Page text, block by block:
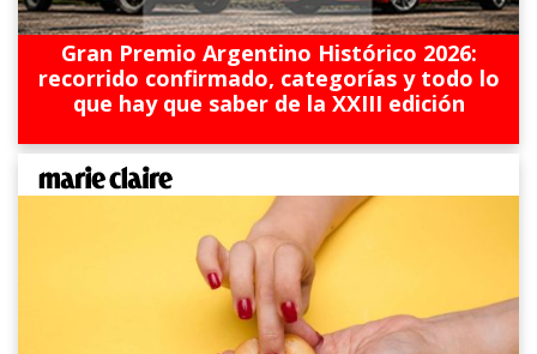
Gran Premio Argentino Histórico 2026:
recorrido confirmado, categorías y todo lo
que hay que saber de la XXIII edición